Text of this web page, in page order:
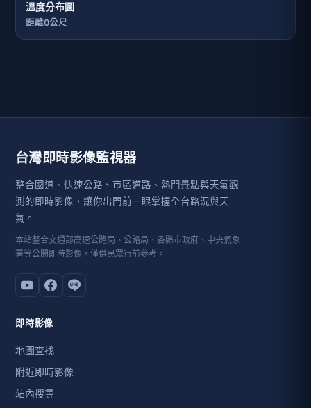
溫度分布圖
距離0公尺
台灣即時影像監視器
整合國道、快速公路、市區道路、熱門景點與天氣觀
測的即時影像，讓你出門前一眼掌握全台路況與天
氣。
本站整合交通部高速公路局、公路局、各縣市政府、中央氣象
署等公開即時影像，僅供民眾行前參考。
即時影像
地圖查找
附近即時影像
站內搜尋